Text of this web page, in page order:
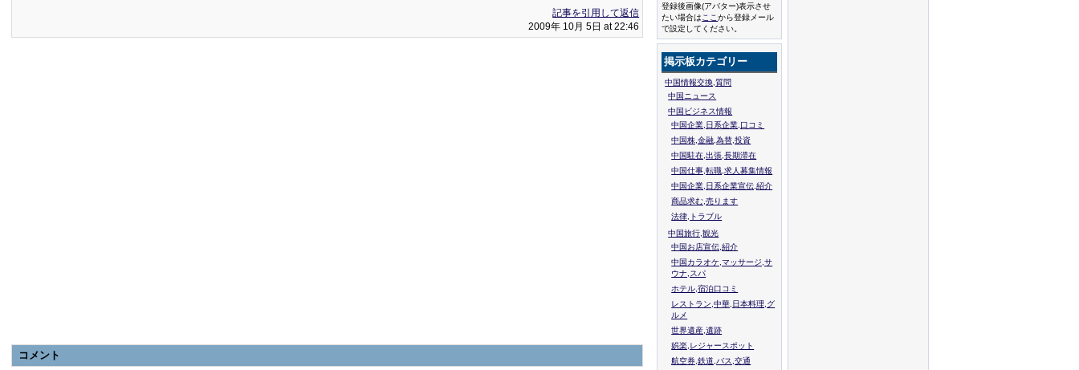
記事を引用して返信
2009年 10月 5日 at 22:46
コメント
登録後画像(アバター)表示させ
たい場合は ここから登録メール
で設定してください。
掲示板カテゴリー
中国情報交換,質問
中国ニュース
中国ビジネス情報
中国企業,日系企業,口コミ
中国株,金融,為替,投資
中国駐在,出張,長期滞在
中国仕事,転職,求人募集情報
中国企業,日系企業宣伝,紹介
商品求む,売ります
法律,トラブル
中国旅行,観光
中国お店宣伝,紹介
中国カラオケ,マッサージ,サ
ウナ,スパ
ホテル,宿泊口コミ
レストラン,中華,日本料理,グ
ルメ
世界遺産,遺跡
娯楽,レジャースポット
航空券,鉄道,バス,交通